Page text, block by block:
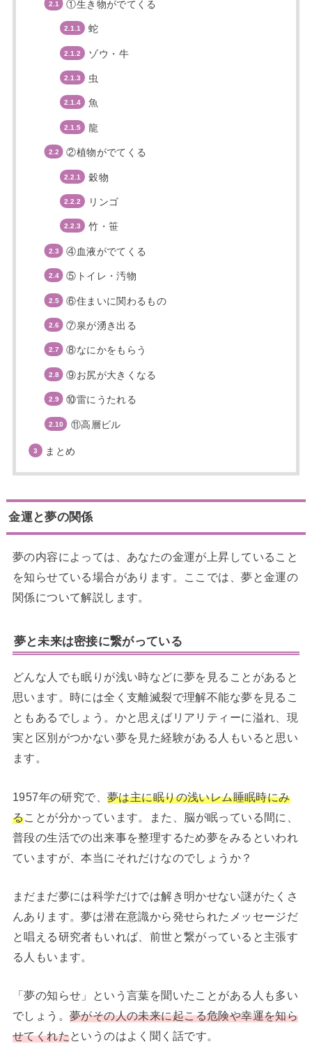
①生き物がでてくる
蛇
ゾウ・牛
虫
魚
龍
②植物がでてくる
穀物
リンゴ
竹・笹
④血液がでてくる
⑤トイレ・汚物
⑥住まいに関わるもの
⑦泉が湧き出る
⑧なにかをもらう
⑨お尻が大きくなる
⑩雷にうたれる
⑪高層ビル
まとめ
金運と夢の関係
夢の内容によっては、あなたの金運が上昇していること
を知らせている場合があります。ここでは、夢と金運の
関係について解説します。
夢と未来は密接に繋がっている
どんな人でも眠りが浅い時などに夢を見ることがあると
思います。時には全く支離滅裂で理解不能な夢を見るこ
ともあるでしょう。かと思えばリアリティーに溢れ、現
実と区別がつかない夢を見た経験がある人もいると思い
ます。
1957年の研究で、夢は主に眠りの浅いレム睡眠時にみ
ることが分かっています。また、脳が眠っている間に、
普段の生活での出来事を整理するため夢をみるといわれ
ていますが、本当にそれだけなのでしょうか？
まだまだ夢には科学だけでは解き明かせない謎がたくさ
んあります。夢は潜在意識から発せられたメッセージだ
と唱える研究者もいれば、前世と繋がっていると主張す
る人もいます。
「夢の知らせ」という言葉を聞いたことがある人も多い
でしょう。 夢がその人の未来に起こる危険や幸運を知ら
せてくれたというのはよく聞く話です。